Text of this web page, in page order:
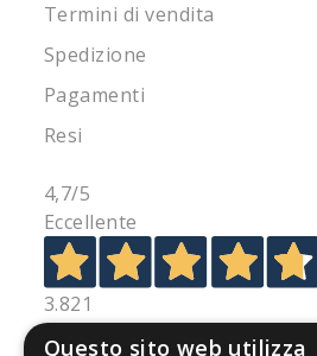
Termini di vendita
Spedizione
Pagamenti
Resi
4,7/5
Eccellente
3.821
Recensioni
Questo sito web utilizza